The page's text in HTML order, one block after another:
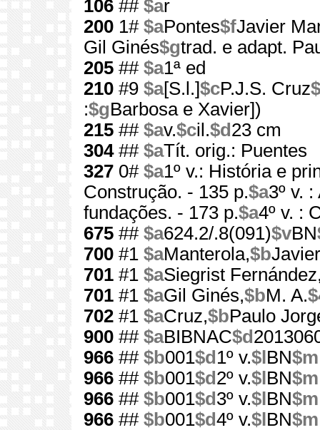
106 ## $ar
200 1# $aPontes$fJavier
Gil Ginés$gtrad. e adapt.
205 ## $a1ª ed
210 #9 $a[S.l.]$cP.J.S. Cruz
:$gBarbosa e Xavier])
215 ## $av.$cil.$d 23 cm
304## $aTít. orig.: Puentes
327 0# $a1º v.: História e
Construção. - 135 p.$a3º v.
fundações. - 173 p.$a4º v. :
675 ## $a624.2/.8(091)$vBN
700 #1 $aManterola,$b
701 #1 $aSiegrist
701 #1 $aGil Ginés,$bM. A.
702 #1 $aCruz,$bPaulo
900 ## $aBIBNAC$d
966 ## $b001$d 1º v.$l BN$m
966 ## $b001$d 2º v.$l BN$m
966 ## $b001$d 3º v.$l BN$m
966 ## $b001$d4º v.$l BN$m